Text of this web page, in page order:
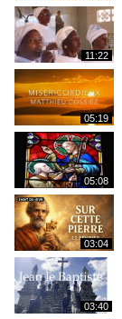
11:22
05:19
05:08
03:04
03:40